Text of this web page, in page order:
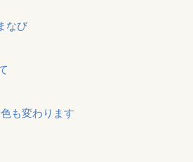
なび
も変わります